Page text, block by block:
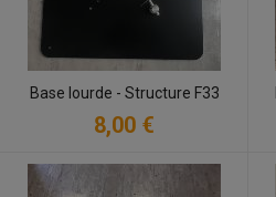
Base lourde - Structure F33
8,00 €